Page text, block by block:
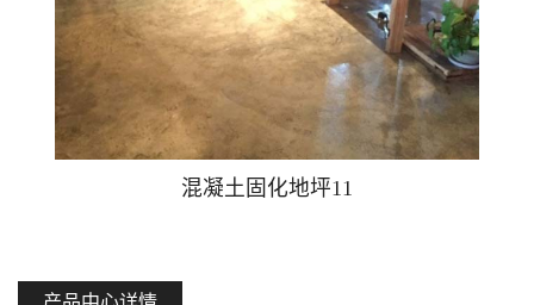
塑胶跑道
透水地坪
止滑坡道
混凝土固化地坪11